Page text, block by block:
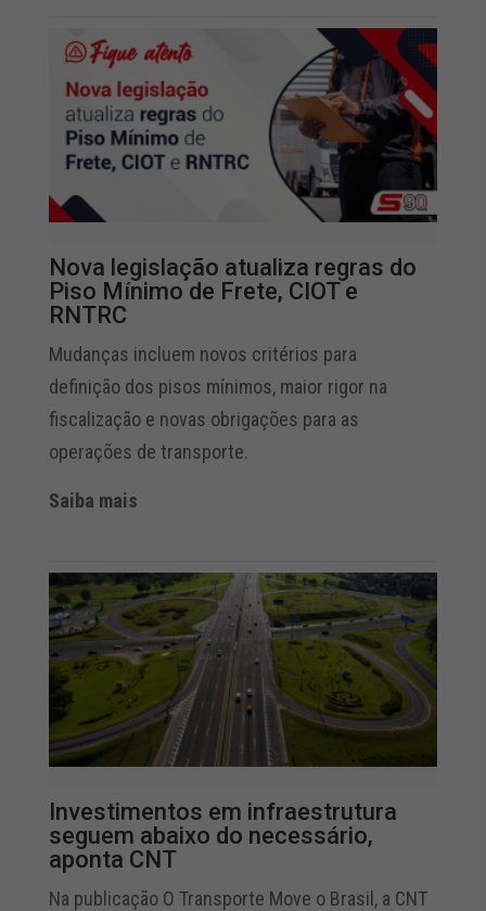
Nova legislação atualiza regras do
Piso Mínimo de Frete, CIOT e
RNTRC
Mudanças incluem novos critérios para
definição dos pisos mínimos, maior rigor na
fiscalização e novas obrigações para as
operações de transporte.
Saiba mais
Investimentos em infraestrutura
seguem abaixo do necessário,
aponta CNT
Na publicação O Transporte Move o Brasil, a CNT